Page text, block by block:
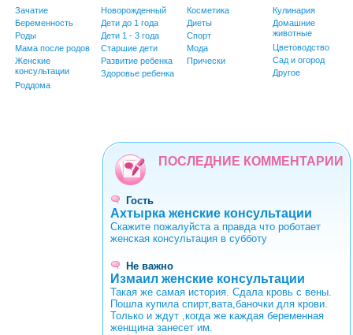
Зачатие
Беременность
Роды
Мама после родов
Женские
консультации
Роддома
Новорожденный
Дети до 1 года
Дети 1 - 3 года
Старшие дети
Развитие ребенка
Здоровье ребенка
Косметика
Диеты
Спорт
Мода
Прически
Кулинария
Домашние
животные
Цветоводство
Сад и огород
Другое
ПОСЛЕДНИЕ КОММЕНТАРИИ
Гость
Ахтырка женские консультации
Скажите пожалуйста а правда что роботает
женская консультация в субботу
Не важно
Измаил женские консультации
Такая же самая история. Сдала кровь с вены.
Пошла купила спирт,вата,баночки для крови.
Только и ждут ,когда же каждая беременная
женщина занесет им.